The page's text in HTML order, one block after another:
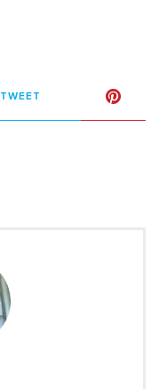
TWEET